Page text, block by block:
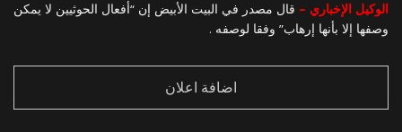
الوكيل الإخباري – قال مصدر في البيت الأبيض إن “أفعال الحوثيين لا يمكن
وصفها إلا بأنها إرهاب” وفقا لوصفه .
اضافة اعلان